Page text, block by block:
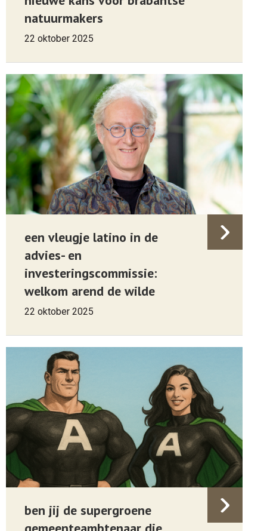
natuurmakers
22 oktober 2025
een vleugje latino in de
advies- en
investeringscommissie:
welkom arend de wilde
22 oktober 2025
ben jij de supergroene